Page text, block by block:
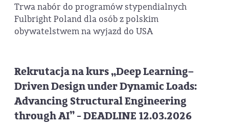
Trwa nabór do programów stypendialnych
Fulbright Poland dla osób z polskim
obywatelstwem na wyjazd do USA
Rekrutacja na kurs „Deep Learning–
Driven Design under Dynamic Loads:
Advancing Structural Engineering
through AI” - DEADLINE 12.03.2026